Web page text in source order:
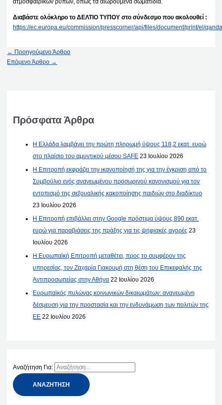
ατμοσφαιρικών ρύπων, όπως τα αιωρούμενα σωματίδια.
Διαβάστε ολόκληρο το ΔΕΛΤΙΟ ΤΥΠΟΥ στο σύνδεσμο που ακολουθεί :
https://ec.europa.eu/commission/presscorner/api/files/document/print/el/
← Προηγούμενο Άρθρο
Επόμενο Άρθρο →
Πρόσφατα Άρθρα
Η Ελλάδα λαμβάνει την πρώτη πληρωμή ύψους 118,2 εκατ. ευρώ
στο πλαίσιο του αμυντικού μέσου SAFE 23 Ιουλίου 2026
Η Επιτροπή εκφράζει την ικανοποίησή της για την έγκριση από το
Συμβούλιο ενός ανανεωμένου προσωρινού κανονισμού για τον
εντοπισμό της σεξουαλικής κακοποίησης παιδιών στο διαδίκτυο
23 Ιουλίου 2026
Η Επιτροπή επιβάλλει στην Google πρόστιμα ύψους 890 εκατ.
ευρώ για παραβιάσεις της πράξης για τις ψηφιακές αγορές 23
Ιουλίου 2026
Η Ευρωπαϊκή Επιτροπή μεταθέτει, προς το συμφέρον της
υπηρεσίας, τον Ζαχαρία Γιακουμή στη θέση του Επικεφαλής της
Αντιπροσωπείας στην Αθήνα 22 Ιουλίου 2026
Ευρωπαϊκός πυλώνας κοινωνικών δικαιωμάτων: ανανεωμένη
δέσμευση για την προστασία και την ενδυνάμωση των πολιτών της
ΕΕ 22 Ιουλίου 2026
Αναζήτηση Για: